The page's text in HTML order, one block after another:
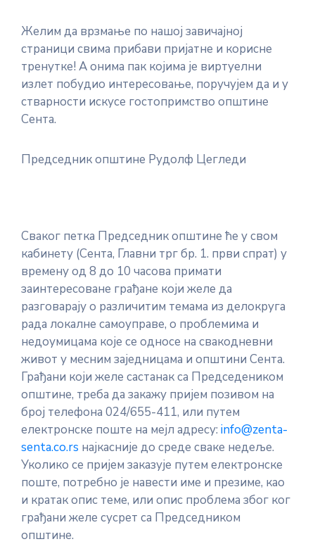
Желим да врзмање по нашој завичајној
страници свима прибави пријатне и корисне
тренутке! А онима пак којима је виртуелни
излет побудио интересовање, поручујем да и у
стварности искусе гостопримство општине
Сента.
Председник општине Рудолф Цегледи
Сваког петка Председник општине ће у свом
кабинету (Сента, Главни трг бр. 1. први спрат) у
времену од 8 до 10 часова примати
заинтересоване грађане који желе да
разговарају о различитим темама из делокруга
рада локалне самоуправе, о проблемима и
недоумицама које се односе на свакодневни
живот у месним заједницама и општини Сента.
Грађани који желе састанак са Председеником
општине, треба да закажу пријем позивом на
број телефона 024/655-411, или путем
електронске поште на мејл адресу: info@zenta-
senta.co.rs најкасније до среде сваке недеље.
Уколико се пријем заказује путем електронске
поште, потребно је навести име и презиме, као
и кратак опис теме, или опис проблема због ког
грађани желе сусрет са Председником
општине.